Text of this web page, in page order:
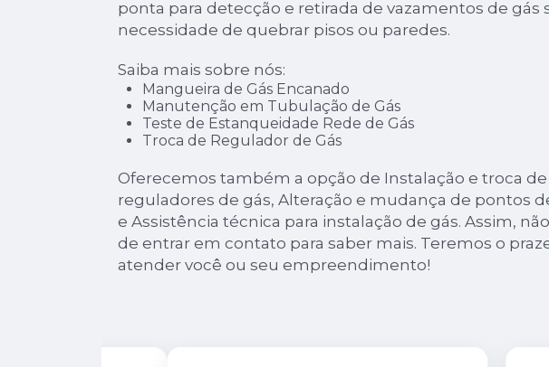
ponta para detecção e retirada de vazamentos de gás
necessidade de quebrar pisos ou paredes.
Saiba mais sobre nós:
Mangueira de Gás Encanado
Manutenção em Tubulação de Gás
Teste de Estanqueidade Rede de Gás
Troca de Regulador de Gás
Oferecemos também a opção de Instalação e troca de
reguladores de gás, Alteração e mudança de pontos
e Assistência técnica para instalação de gás. Assim,
de entrar em contato para saber mais. Teremos o
atender você ou seu empreendimento!